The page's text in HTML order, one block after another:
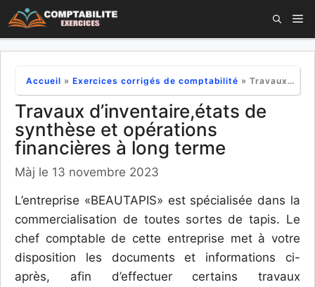
Aller
au
Accueil » Exercices corrigés de comptabilité »Travaux d’inventaire,états de synthèse et opérations financières à long terme
Travaux d’inventaire,états de
synthèse et opérations
financières à long terme
Màj le 13 novembre 2023
L’entreprise «BEAUTAPIS» est spécialisée dans la
commercialisation de toutes sortes de tapis. Le
chef comptable de cette entreprise met à votre
disposition les documents et informations ci-
après, afin d’effectuer certains travaux